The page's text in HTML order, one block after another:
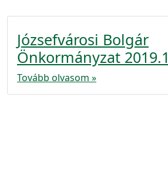
Józsefvárosi Bolgár
Önkormányzat
Tovább olvasom »